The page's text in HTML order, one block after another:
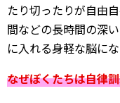
たり切ったりが自由
間などの長時間の深
に入れる身軽な脳に
なぜぼくたちは自律